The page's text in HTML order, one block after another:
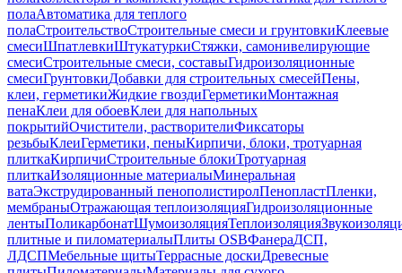
полаАвтоматика для теплого
полаСтроительствоСтроительные смеси и грунтовкиКлеевые
смесиШпатлевкиШтукатуркиСтяжки, самонивелирующие
смесиСтроительные смеси, составыГидроизоляционные
смесиГрунтовкиДобавки для строительных смесейПены,
клеи, герметикиЖидкие гвоздиГерметикиМонтажная
пенаКлеи для обоевКлеи для напольных
покрытийОчистители, растворителиФиксаторы
резьбыКлеиГерметики, пеныКирпичи, блоки, тротуарная
плиткаКирпичиСтроительные блокиТротуарная
плиткаИзоляционные материалыМинеральная
ватаЭкструдированный пенополистиролПенопластПленки,
мембраныОтражающая теплоизоляцияГидроизоляционные
лентыПоликарбонатШумоизоляцияТеплоизоляция
плитные и пиломатериалыПлиты OSBФанераДСП,
ЛДСПМебельные щитыТеррасные доскиДревесные